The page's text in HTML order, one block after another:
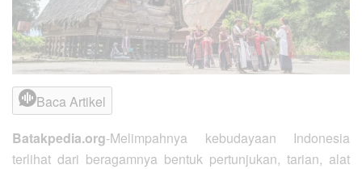
Baca Artikel
Batakpedia.org-Melimpahnya kebudayaan Indonesia
terlihat dari beragamnya bentuk pertunjukan, tarian, alat